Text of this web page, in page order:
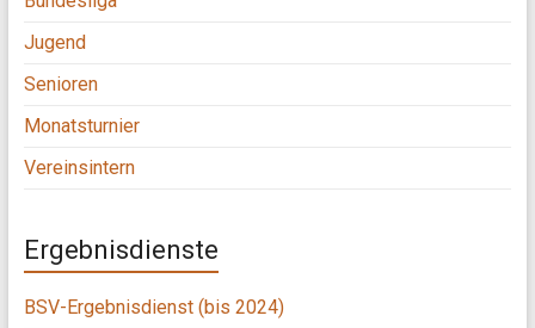
Jugend
Senioren
Monatsturnier
Vereinsintern
Ergebnisdienste
BSV-Ergebnisdienst (bis 2024)